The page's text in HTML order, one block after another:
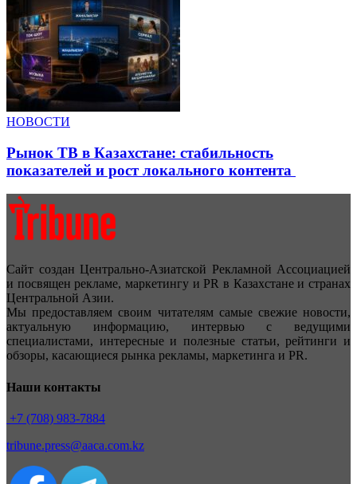
НОВОСТИ
Рынок ТВ в Казахстане: стабильность
показателей и рост локального контента
Сайт создан Центрально-Азиатской Рекламной Ассоциацией
и посвящен рекламе, маркетингу и PR в Казахстане и странах
Центральной Азии.
Мы предоставляем своим читателям самые свежие новости,
актуальную информацию, интервью с ведущими
специалистами, интересные и полезные статьи, рейтинги и
обзоры, касающиеся рынка рекламы, маркетинга и PR.
Наши контакты
+7 (708) 983-7884
tribune.press@aaca.com.kz